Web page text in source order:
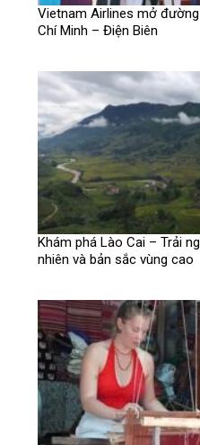
Vietnam Airlines mở
Chí Minh – Điện Biên
Khám phá Lào Cai – Trải
nhiên và bản sắc vùng cao